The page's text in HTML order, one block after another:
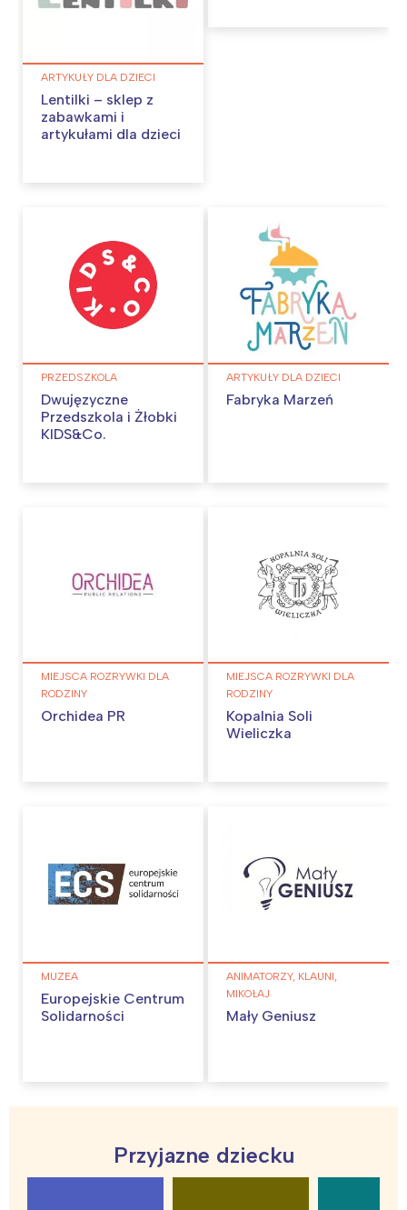
ARTYKUŁY DLA DZIECI
Lentilki – sklep z
zabawkami i
artykułami dla dzieci
PRZEDSZKOLA
Dwujęzyczne
Przedszkola i Żłobki
KIDS&Co.
ARTYKUŁY DLA DZIECI
Fabryka Marzeń
MIEJSCA ROZRYWKI DLA
RODZINY
Orchidea PR
MIEJSCA ROZRYWKI DLA
RODZINY
Kopalnia Soli
Wieliczka
MUZEA
Europejskie Centrum
Solidarności
ANIMATORZY, KLAUNI,
MIKOŁAJ
Mały Geniusz
Przyjazne dziecku
Interesują mnie wydarzenia z
tego regionu: